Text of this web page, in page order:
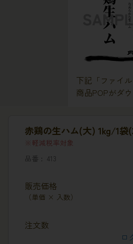
下記「ファイ
商品POPがダ
赤鶏の生ハム(大) 1kg/1袋
軽減税率対象
品番
413
販売価格
（単価 × 入数）
注文数
ロ